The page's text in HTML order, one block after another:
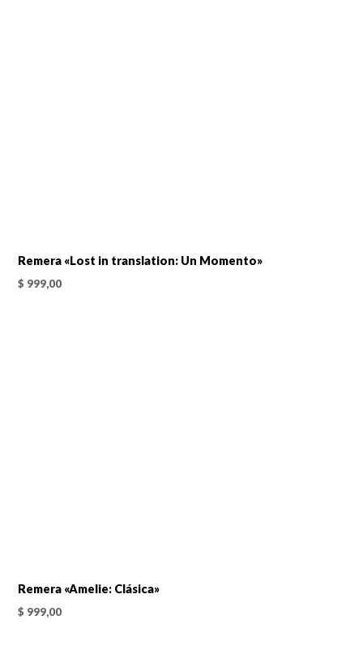
Remera «Lost in translation: Un Momento»
$ 999,00
Remera «Amelie: Clásica»
$ 999,00